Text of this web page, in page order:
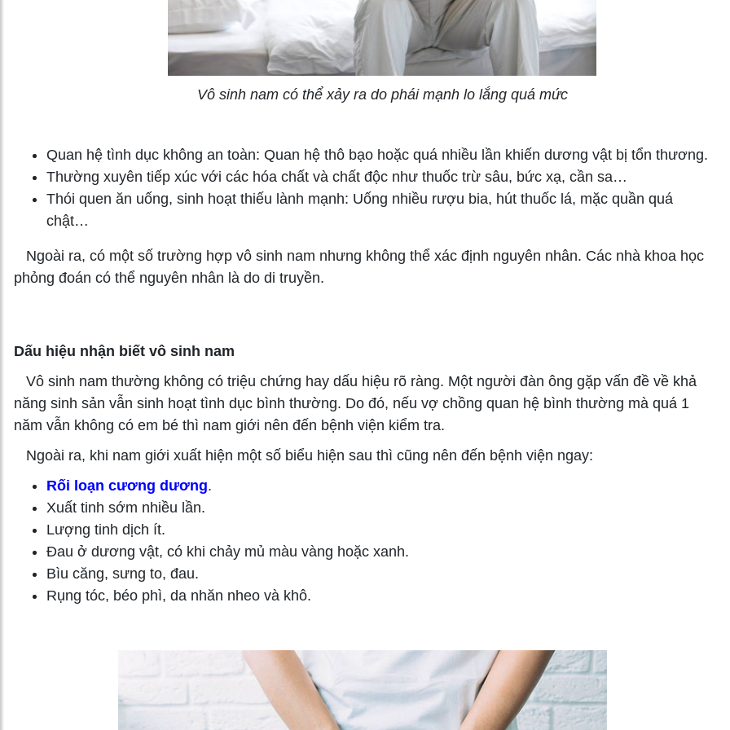
Vô sinh nam có thể xảy ra do phái mạnh lo lắng quá mức
Quan hệ tình dục không an toàn: Quan hệ thô bạo hoặc quá nhiều lần khiến dương vật bị tổn thương.
Thường xuyên tiếp xúc với các hóa chất và chất độc như thuốc trừ sâu, bức xạ, cần sa…
Thói quen ăn uống, sinh hoạt thiếu lành mạnh: Uống nhiều rượu bia, hút thuốc lá, mặc quần quá
chật…
Ngoài ra, có một số trường hợp vô sinh nam nhưng không thể xác định nguyên nhân. Các nhà khoa học
phỏng đoán có thể nguyên nhân là do di truyền.
Dấu hiệu nhận biết vô sinh nam
Vô sinh nam thường không có triệu chứng hay dấu hiệu rõ ràng. Một người đàn ông gặp vấn đề về khả
năng sinh sản vẫn sinh hoạt tình dục bình thường. Do đó, nếu vợ chồng quan hệ bình thường mà quá 1
năm vẫn không có em bé thì nam giới nên đến bệnh viện kiểm tra.
Ngoài ra, khi nam giới xuất hiện một số biểu hiện sau thì cũng nên đến bệnh viện ngay:
Rối loạn cương dương.
Xuất tinh sớm nhiều lần.
Lượng tinh dịch ít.
Đau ở dương vật, có khi chảy mủ màu vàng hoặc xanh.
Bìu căng, sưng to, đau.
Rụng tóc, béo phì, da nhăn nheo và khô.